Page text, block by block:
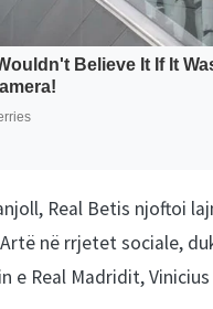
Real Betis njoftoi
në rrjetet sociale,
e Real Madridit,